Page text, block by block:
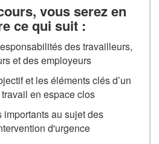
vous serez en
ce qui suit :
des travailleurs,
et des employeurs
et les éléments clés d’un
en espace clos
importants au sujet des
d'urgence